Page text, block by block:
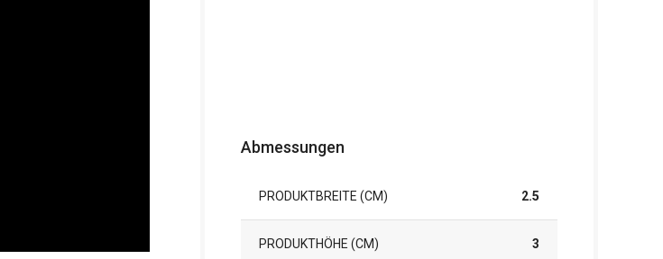
Abmessungen
PRODUKTBREITE (CM) 2.5
PRODUKTHÖHE (CM) 3